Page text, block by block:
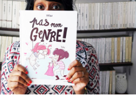
LIRE LA SUITE